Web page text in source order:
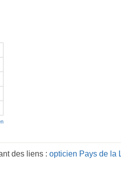
des liens : opticien Pays de la